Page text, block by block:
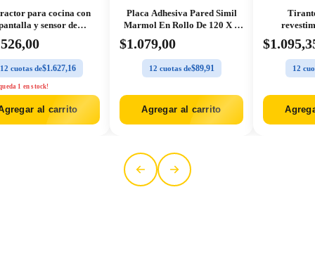
para cocina con
y sensor de
movimiento
12 cuotas de$1.627,16
1 en stock!
al carrito
Placa Adhesiva Pared Simil
Marmol En Rollo De 120 X 3
Metros
$1.079,00
12 cuotas de$89,91
Agregar al carrito
12